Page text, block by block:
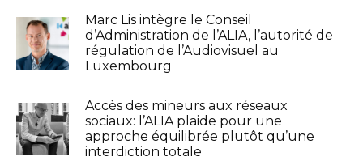
Marc Lis intègre le Conseil
d’Administration de l’ALIA, l’autorité de
régulation de l’Audiovisuel au
Luxembourg
Accès des mineurs aux réseaux
sociaux: l’ALIA plaide pour une
approche équilibrée plutôt qu’une
interdiction totale